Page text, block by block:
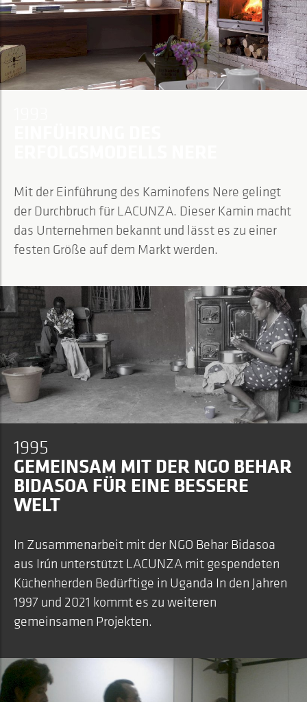
Mit der Einführung des Kaminofens Nere gelingt
der Durchbruch für LACUNZA. Dieser Kamin macht
das Unternehmen bekannt und lässt es zu einer
festen Größe auf dem Markt werden.
1995
GEMEINSAM MIT DER NGO BEHAR
BIDASOA FÜR EINE BESSERE
WELT
In Zusammenarbeit mit der NGO Behar Bidasoa
aus Irún unterstützt LACUNZA mit gespendeten
Küchenherden Bedürftige in Uganda In den Jahren
1997 und 2021 kommt es zu weiteren
gemeinsamen Projekten.